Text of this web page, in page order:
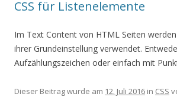
CSS für Listenelemente
Im Text Content von HTML Seiten
ihrer Grundeinstellung verwendet.
Aufzählungszeichen oder einfach mit
Dieser Beitrag wurde am 12. Juli 2016 in CSS